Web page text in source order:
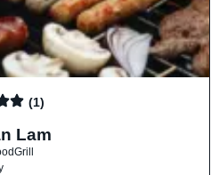
(1)
Lam
Grill